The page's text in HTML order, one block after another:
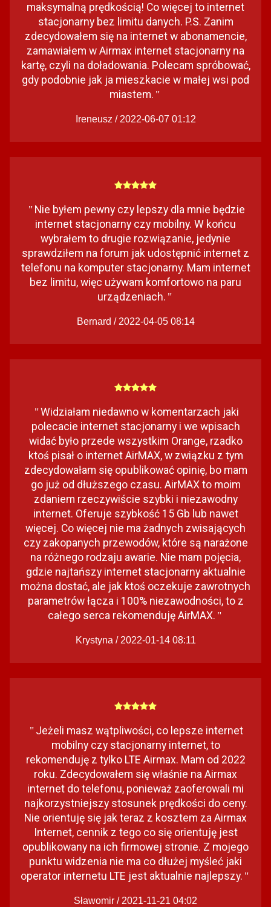
maksymalną prędkością! Co więcej to internet
stacjonarny bez limitu danych. P.S. Zanim
zdecydowałem się na internet w abonamencie,
zamawiałem w Airmax internet stacjonarny na
kartę, czyli na doładowania. Polecam spróbować,
gdy podobnie jak ja mieszkacie w małej wsi pod
miastem. "
Ireneusz / 2022-06-07 01:12
" Nie byłem pewny czy lepszy dla mnie będzie
internet stacjonarny czy mobilny. W końcu
wybrałem to drugie rozwiązanie, jedynie
sprawdziłem na forum jak udostępnić internet z
telefonu na komputer stacjonarny. Mam internet
bez limitu, więc używam komfortowo na paru
urządzeniach. "
Bernard / 2022-04-05 08:14
"Widziałam niedawno w komentarzach jaki
polecacie internet stacjonarny i we wpisach
widać było przede wszystkim Orange, rzadko
ktoś pisał o internet AirMAX, w związku z tym
zdecydowałam się opublikować opinię, bo mam
go już od dłuższego czasu. AirMAX to moim
zdaniem rzeczywiście szybki i niezawodny
internet. Oferuje szybkość 15 Gb lub nawet
więcej. Co więcej nie ma żadnych zwisających
czy zakopanych przewodów, które są narażone
na różnego rodzaju awarie. Nie mam pojęcia,
gdzie najtańszy internet stacjonarny aktualnie
można dostać, ale jak ktoś oczekuje zawrotnych
parametrów łącza i 100% niezawodności, to z
całego serca rekomenduję AirMAX. "
Krystyna / 2022-01-14 08:11
" Jeżeli masz wątpliwości, co lepsze internet
mobilny czy stacjonarny internet, to
rekomenduję z tylko LTE Airmax. Mam od 2022
roku. Zdecydowałem się właśnie na Airmax
internet do telefonu, ponieważ zaoferowali mi
najkorzystniejszy stosunek prędkości do ceny.
Nie orientuję się jak teraz z kosztem za Airmax
Internet, cennik z tego co się orientuję jest
opublikowany na ich firmowej stronie. Z mojego
punktu widzenia nie ma co dłużej myśleć jaki
operator internetu LTE jest aktualnie najlepszy. "
Sławomir / 2021-11-21 04:02